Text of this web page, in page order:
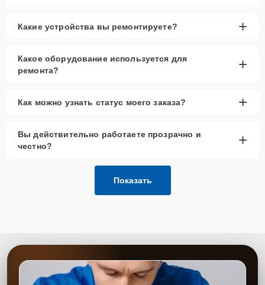
Какие устройства вы ремонтируете? +
Какое оборудование используется для
ремонта?
+
Как можно узнать статус моего заказа? +
Вы действительно работаете прозрачно и
честно?
+
Показать